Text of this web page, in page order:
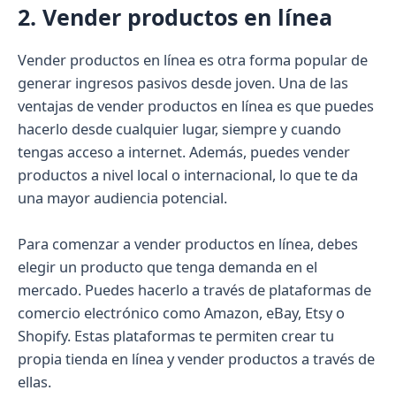
2. Vender productos en línea
Vender productos en línea es otra forma popular de
generar ingresos pasivos desde joven. Una de las
ventajas de vender productos en línea es que puedes
hacerlo desde cualquier lugar, siempre y cuando
tengas acceso a internet. Además, puedes vender
productos a nivel local o internacional, lo que te da
una mayor audiencia potencial.
Para comenzar a vender productos en línea, debes
elegir un producto que tenga demanda en el
mercado. Puedes hacerlo a través de plataformas de
comercio electrónico como Amazon, eBay, Etsy o
Shopify. Estas plataformas te permiten crear tu
propia tienda en línea y vender productos a través de
ellas.